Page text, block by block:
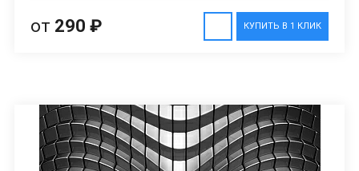
КУПИТЬ В 1 КЛИК
от 290 ₽